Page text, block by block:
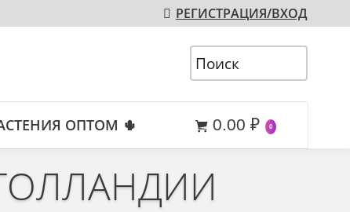
РЕГИСТРАЦИЯ/ВХОД
ОПТОМ 🌵 0.00 ₽ 0